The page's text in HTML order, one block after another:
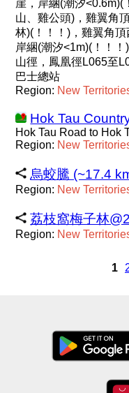
崖，岸綑(潮汐
山、雞公頭)，雞翼角
林)(！！！)，雞翼角頂
岸綑(潮汐<1m)(！！
山徑，鳳凰徑L065至
巴士總站
Region: New
Hok Tau
Hok Tau Road to Hok
Region: New
烏蛟騰 (~17.4
Region: New
荔枝窩梅子林
Region: New
1